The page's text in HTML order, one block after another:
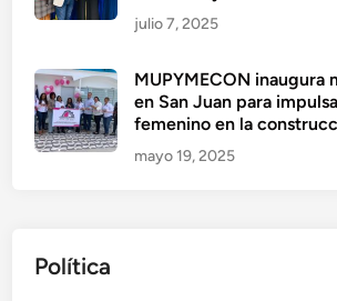
julio 7, 2025
MUPYMECON inaugura
en San Juan para
femenino en la
mayo 19, 2025
Política